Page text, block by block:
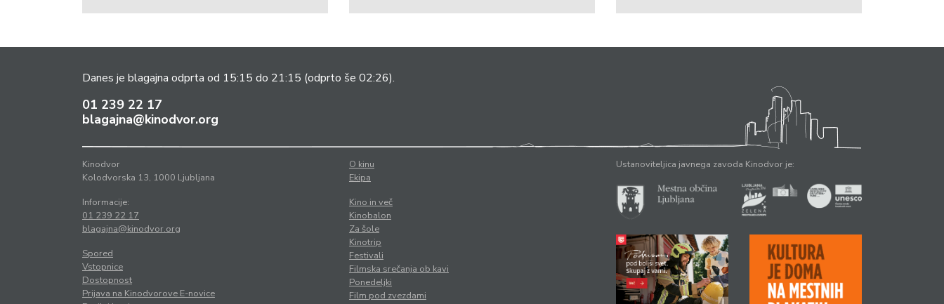
Danes je blagajna odprta od 15:15 do 21:15 (odprto še 02:26).
01 239 22 17
blagajna@kinodvor.org
Kinodvor
Kolodvorska 13, 1000 Ljubljana
Informacije:
01 239 22 17
blagajna@kinodvor.org
Spored
Vstopnice
Dostopnost
Prijava na Kinodvorove E-novice
O kinu
Ekipa
Kino in več
Kinobalon
Za šole
Kinotrip
Festivali
Filmska srečanja ob kavi
Ponedeljki
Film pod zvezdami
Ustanoviteljica javnega zavoda Kinodvor je: